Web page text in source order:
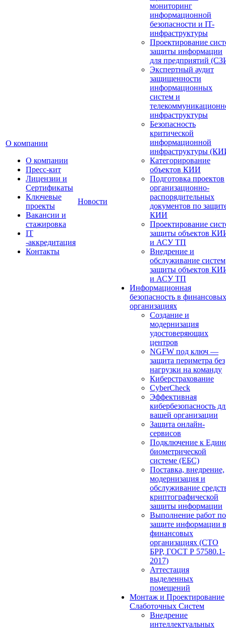
О компании
О компании
Пресс-кит
Лицензии и
Сертификаты
Ключевые
проекты
Вакансии и
стажировка
IT
-аккредитация
Контакты
Новости
мониторинг
информационной
безопасности и IT-
инфраструктуры
Проектирование
защиты информации
для предприятий
Экспертный аудит
защищенности
информационных
систем и
инфраструктуры
Безопасность
критической
информационной
инфраструктуры
Категорирование
объектов КИИ
Подготовка проектов
организационно-
распорядительных
документов по
КИИ
Проектирование
защиты объектов
и АСУ ТП
Внедрение и
обслуживание систем
защиты объектов
и АСУ ТП
Информационная
безопасность в финансовых
организациях
Создание и
модернизация
удостоверяющих
центров
NGFW под ключ —
защита периметра без
нагрузки на команду
Киберстрахование
CyberCheck
Эффективная
кибербезопасность
вашей организации
Защита онлайн-
сервисов
Подключение к
биометрической
системе (ЕБС)
Поставка, внедрение,
модернизация и
обслуживание
криптографической
защиты информации
Выполнение работ по
защите информации в
финансовых
организациях (СТО
БРР, ГОСТ Р 57580.1-
2017)
Аттестация
выделенных
помещений
Монтаж и Проектирование
Слаботочных Систем
Внедрение
интеллектуальных